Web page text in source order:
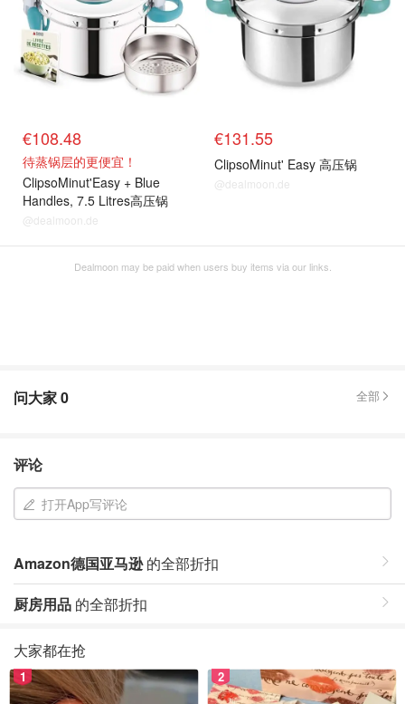
€108.48
待蒸锅层的更便宜！
ClipsoMinut'Easy + Blue
Handles, 7.5 Litres高压锅
@dealmoon.de
€131.55
ClipsoMinut' Easy 高压锅
@dealmoon.de
Dealmoon may be paid when users buy items via our links.
问大家0 全部
评论
打开App写评论
Amazon德国亚马逊的全部折扣
厨房用品 的全部折扣
大家都在抢
1 2